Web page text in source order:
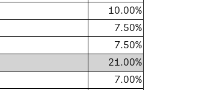
10.00%
7.50%
7.50%
21.00%
7.00%